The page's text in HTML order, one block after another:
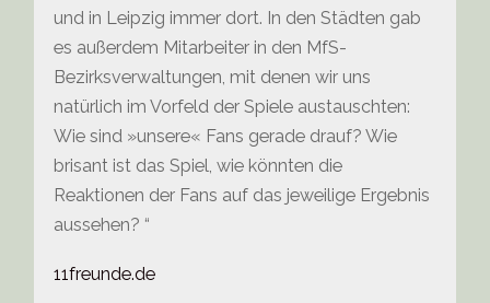
und in Leipzig immer dort. In den Städten gab
es außerdem Mitarbeiter in den MfS-
Bezirksverwaltungen, mit denen wir uns
natürlich im Vorfeld der Spiele austauschten:
Wie sind »unsere« Fans gerade drauf? Wie
brisant ist das Spiel, wie könnten die
Reaktionen der Fans auf das jeweilige Ergebnis
aussehen? “
11freunde.de